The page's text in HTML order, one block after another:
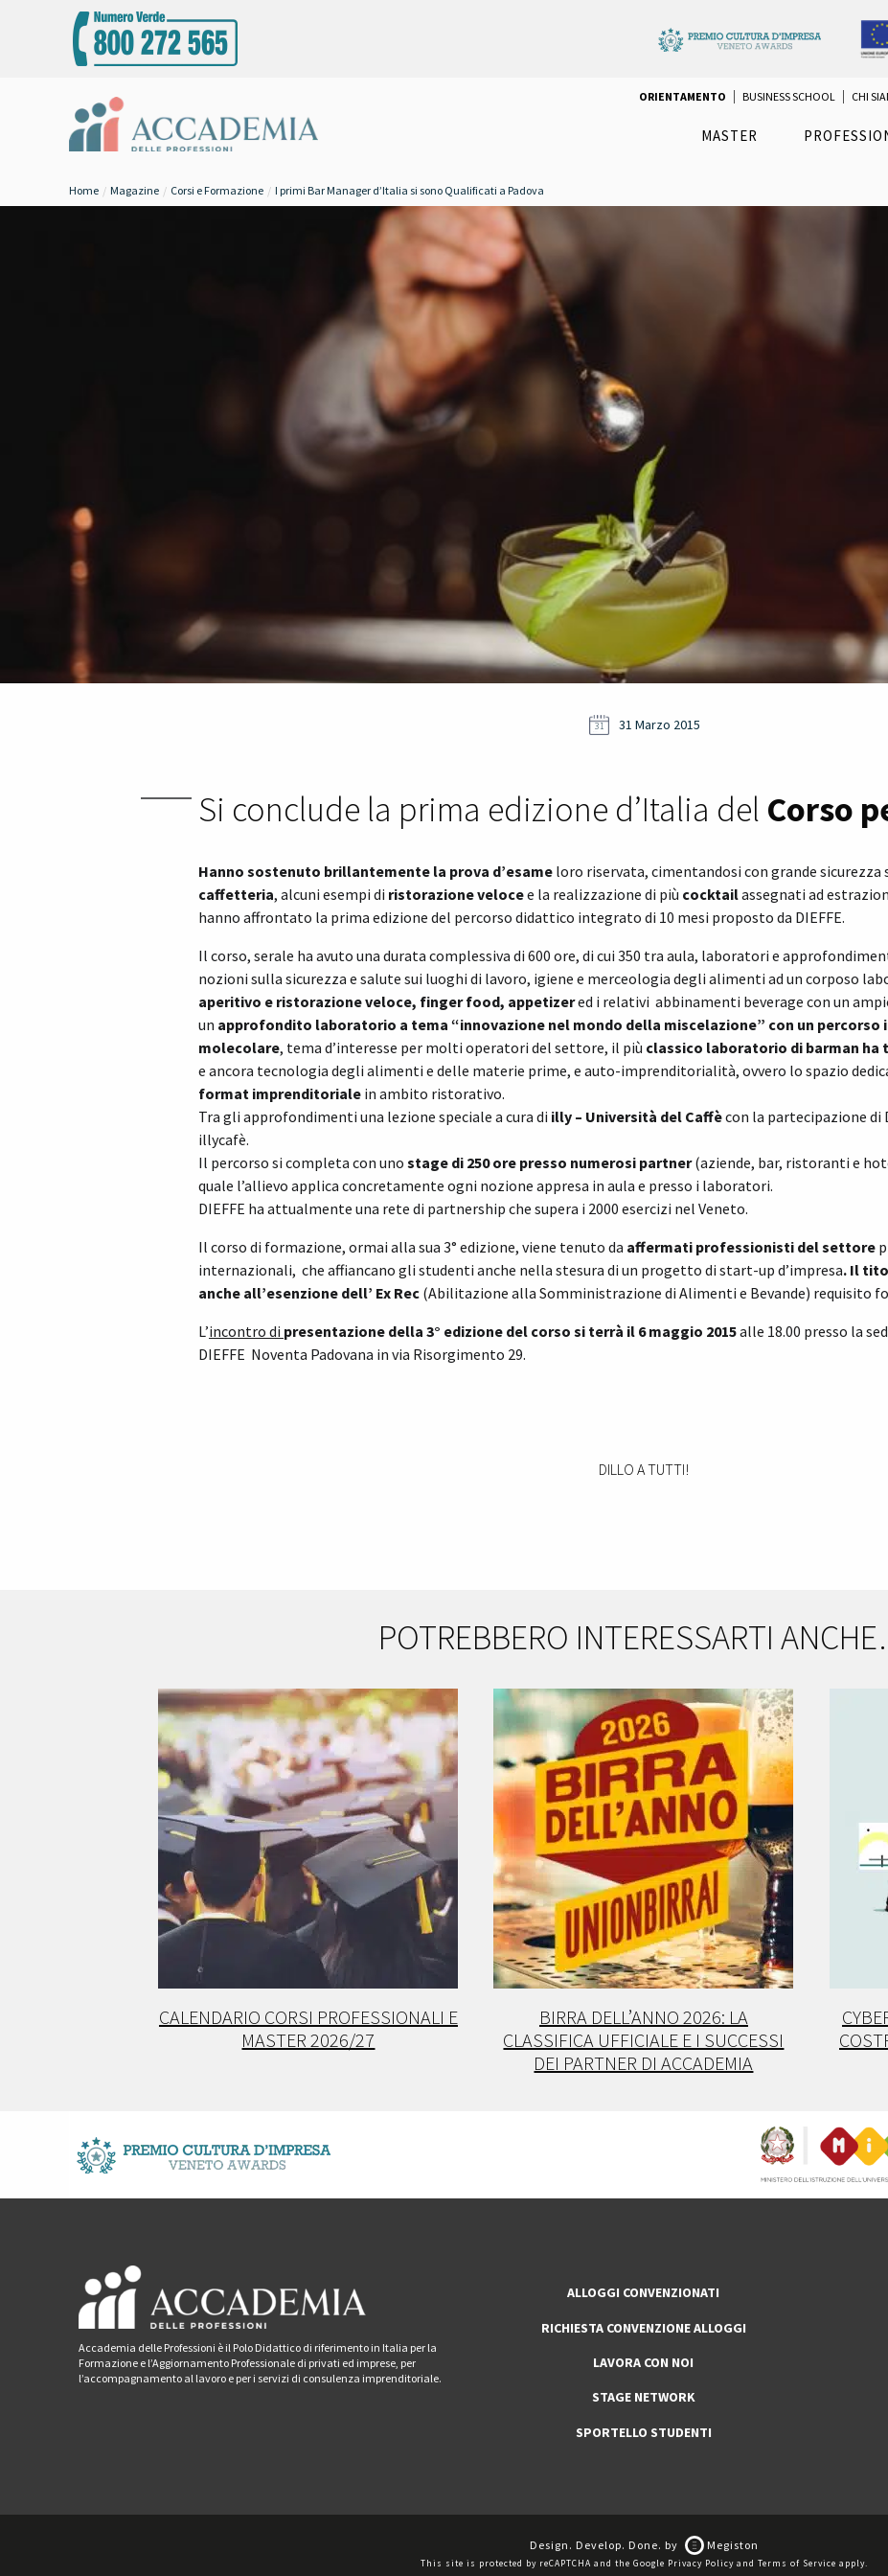
ORIENTAMENTO BUSINESS SCHOOL CHI
MASTER
Home Magazine Corsi e Formazione I primi Bar Manager d’Italia si sono Qualificati a Padova
31 31 Marzo 2015
Si conclude la prima edizione d’Italia del Corso
Hanno sostenuto brillantemente la prova d’esame loro riservata, cimentandosi con grande sicurezza
caffetteria, alcuni esempi di ristorazione velocee la realizzazione di più cocktailassegnati ad
hanno affrontato la prima edizione del percorso didattico integrato di 10 mesi proposto da DIEFFE.
Il corso, serale ha avuto una durata complessiva di 600 ore, di cui 350 tra aula, laboratori e
nozioni sulla sicurezza e salute sui luoghi di lavoro, igiene e merceologia degli alimenti ad un corposo
aperitivo e ristorazione veloce, finger food, appetizered i relativi abbinamenti beverage con un
un approfondito laboratorio a tema “innovazione nel mondo della miscelazione” con un
molecolare, tema d’interesse per molti operatori del settore, il più classico laboratorio di barman
e ancora tecnologia degli alimenti e delle materie prime, e auto-imprenditorialità, ovvero lo spazio
format imprenditoriale in ambito ristorativo.
Tra gli approfondimenti una lezione speciale a cura di illy – Università del Caffècon la partecipazione di
illycafè.
Il percorso si completa con uno stage di 250 ore presso numerosi partner(aziende, bar, ristoranti e
quale l’allievo applica concretamente ogni nozione appresa in aula e presso i laboratori.
DIEFFE ha attualmente una rete di partnership che supera i 2000 esercizi nel Veneto.
Il corso di formazione, ormai alla sua 3° edizione, viene tenuto da affermati professionisti del settore
internazionali, che affiancano gli studenti anche nella stesura di un progetto di start-up d’impresa. Il
anche all’esenzione dell’ Ex Rec (Abilitazione alla Somministrazione di Alimenti e Bevande) requisito
L’incontro di presentazione della 3° edizione del corso si terrà il 6 maggio 2015alle 18.00 presso la
DIEFFE Noventa Padovana in via Risorgimento 29.
DILLO A TUTTI!
POTREBBERO INTERESSARTI
CALENDARIO CORSI PROFESSIONALI E
MASTER 2026/27
BIRRA DELL’ANNO 2026: LA
CLASSIFICA UFFICIALE E I SUCCESSI
DEI PARTNER DI ACCADEMIA
Accademia delle Professioni è il Polo Didattico di riferimento in Italia per la
Formazione e l’Aggiornamento Professionale di privati ed imprese, per
l’accompagnamento al lavoro e per i servizi di consulenza imprenditoriale.
ALLOGGI CONVENZIONATI
RICHIESTA CONVENZIONE ALLOGGI
LAVORA CON NOI
STAGE NETWORK
SPORTELLO STUDENTI
Design. Develop. Done. by Megiston
This site is protected by reCAPTCHA and the Google Privacy Policyand Terms of Service apply.